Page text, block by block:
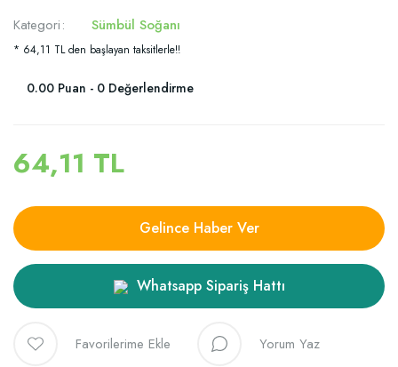
Kategori Sümbül Soğanı
* 64,11 TL den başlayan taksitlerle!!
0.00 Puan - 0 Değerlendirme
64,11 TL
Gelince Haber Ver
Whatsapp Sipariş Hattı
Yorum Yaz